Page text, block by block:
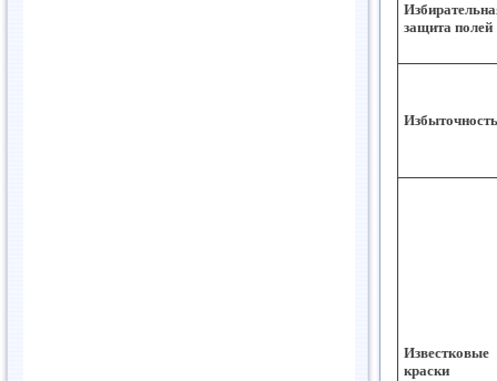
защита полей
Избыточность
Известковые
краски